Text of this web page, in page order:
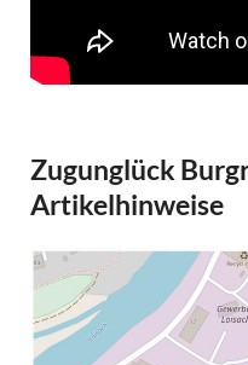
Zugunglück
Artikelhinweise